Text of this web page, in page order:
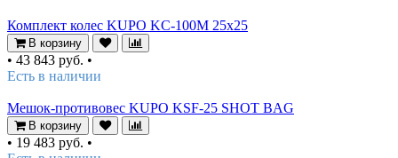
Комплект колес KUPO KC-100M 25x25
В корзину
• 43 843 руб. •
Есть в наличии
Мешок-противовес KUPO KSF-25 SHOT BAG
В корзину
• 19 483 руб. •